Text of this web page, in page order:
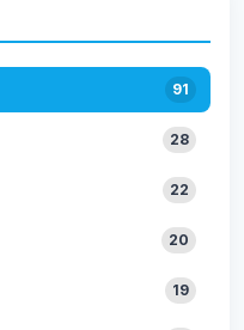
91
28
22
20
19